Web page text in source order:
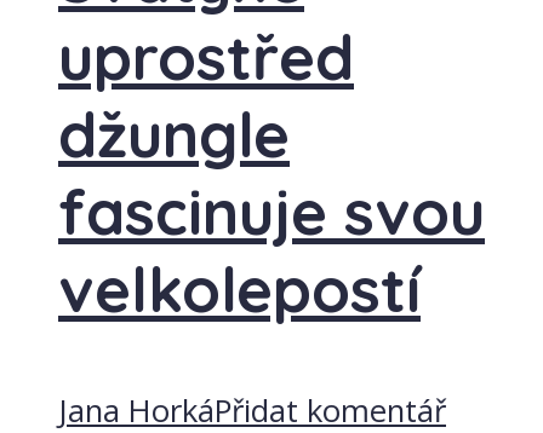
uprostřed
džungle
fascinuje svou
velkolepostí
Jana HorkáPřidat komentář